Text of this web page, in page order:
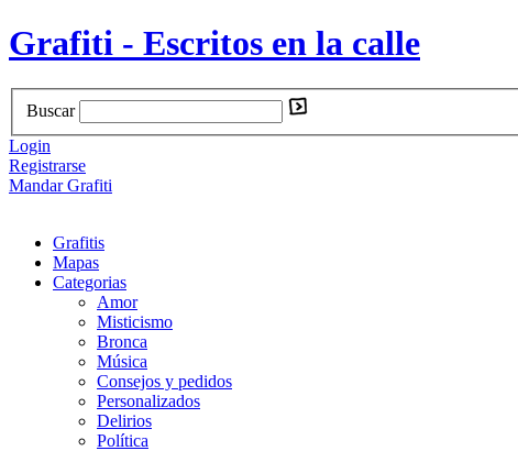
Grafiti - Escritos en la calle
Buscar
Login
Registrarse
Mandar Grafiti
Grafitis
Mapas
Categorias
Amor
Misticismo
Bronca
Música
Consejos y pedidos
Personalizados
Delirios
Política